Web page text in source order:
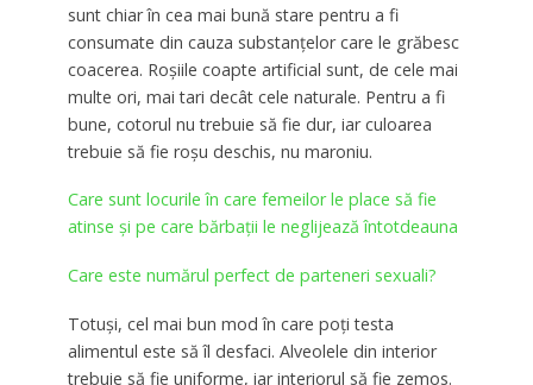
sunt chiar în cea mai bună stare pentru a fi
consumate din cauza substanţelor care le grăbesc
coacerea. Roşiile coapte artificial sunt, de cele mai
multe ori, mai tari decât cele naturale. Pentru a fi
bune, cotorul nu trebuie să fie dur, iar culoarea
trebuie să fie roşu deschis, nu maroniu.
Care sunt locurile în care femeilor le place să fie
atinse și pe care bărbații le neglijează întotdeauna
Care este numărul perfect de parteneri sexuali?
Totuşi, cel mai bun mod în care poţi testa
alimentul este să îl desfaci. Alveolele din interior
trebuie să fie uniforme, iar interiorul să fie zemos.